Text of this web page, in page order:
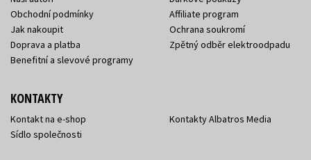
Obchodní podmínky
Jak nakoupit
Doprava a platba
Benefitní a slevové programy
Affiliate program
Ochrana soukromí
Zpětný odběr elektroodpadu
KONTAKTY
Kontakt na e-shop
Sídlo společnosti
Kontakty Albatros Media